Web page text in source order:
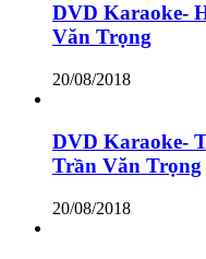
DVD Karaoke-
Văn Trọng
20/08/2018
DVD Karaoke-
Trần Văn Trọng
20/08/2018